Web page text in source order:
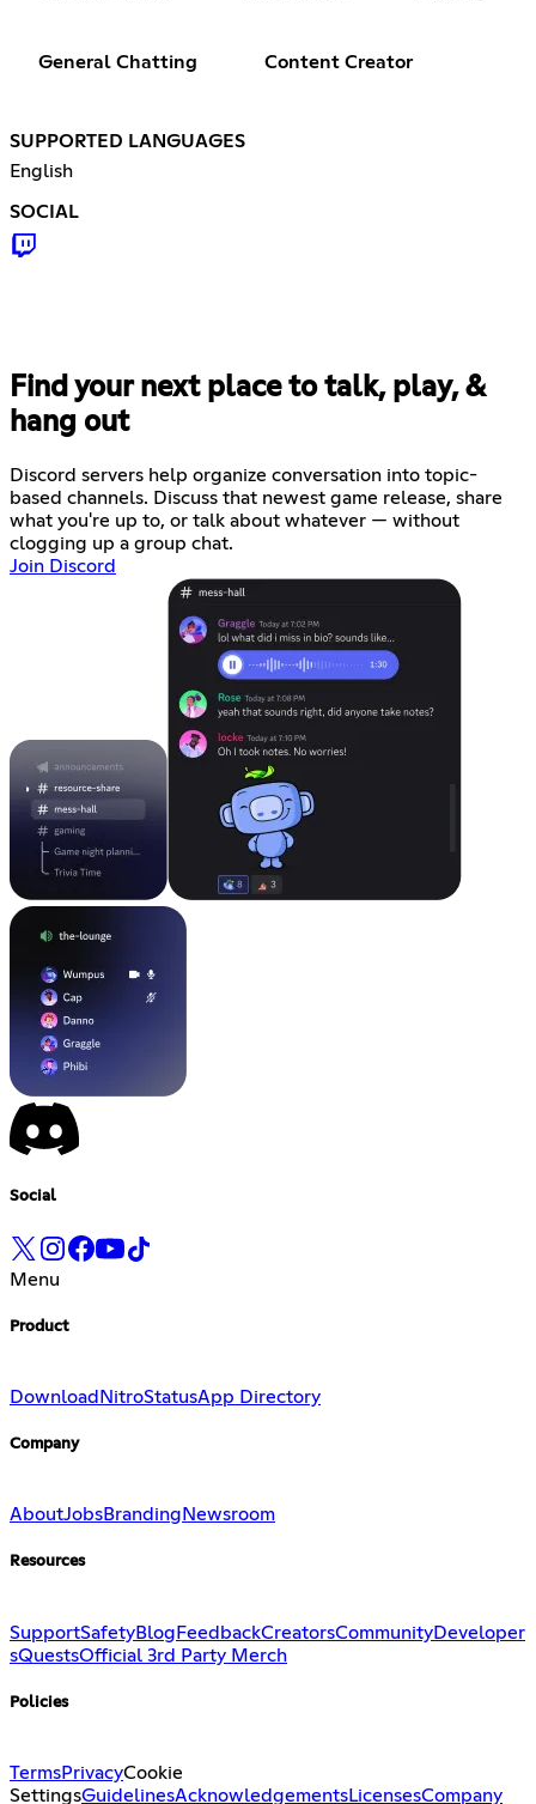
General Chatting Content Creator
SUPPORTED LANGUAGES
English
SOCIAL
Find your next place to talk, play, &
hang out
Discord servers help organize conversation into topic-
based channels. Discuss that newest game release, share
what you're up to, or talk about whatever — without
clogging up a group chat.
Join Discord
Social
Menu
Product
Download NitroStatusApp Directory
Company
AboutJobsBranding Newsroom
Resources
SupportSafetyBlog FeedbackCreatorsCommunityDeveloper
sQuestsOfficial 3rd Party Merch
Policies
TermsPrivacyCookie
SettingsGuidelinesAcknowledgementsLicensesCompany